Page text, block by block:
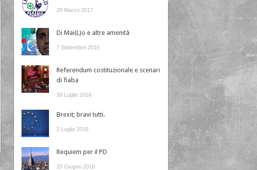
29 Marzo 2017
Di Mai(L)o e altre amenità
7 Settembre 2016
Referendum costituzionale e scenari
di fiaba
30 Luglio 2016
Brexit; bravi tutti.
2 Luglio 2016
Requiem per il PD
20 Giugno 2016